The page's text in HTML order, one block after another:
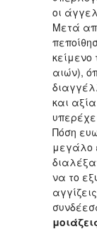
οι
Μετά
αιών),
και
Πόση
μεγάλο
να το